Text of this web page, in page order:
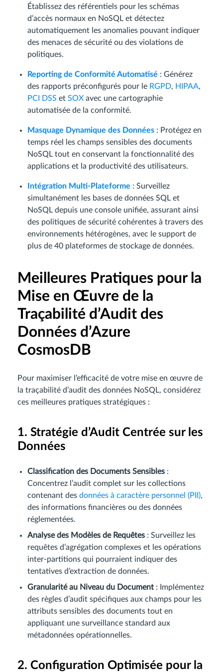
Établissez des référentiels pour les schémas
d’accès normaux en NoSQL et détectez
automatiquement les anomalies pouvant indiquer
des menaces de sécurité ou des violations de
politiques.
Reporting de Conformité Automatisé : Générez
des rapports préconfigurés pour le RGPD, HIPAA,
PCI DSS et SOX avec une cartographie
automatisée de la conformité.
Masquage Dynamique des Données : Protégez en
temps réel les champs sensibles des documents
NoSQL tout en conservant la fonctionnalité des
applications et la productivité des utilisateurs.
Intégration Multi-Plateforme : Surveillez
simultanément les bases de données SQL et
NoSQL depuis une console unifiée, assurant ainsi
des politiques de sécurité cohérentes à travers des
environnements hétérogènes, avec le support de
plus de 40 plateformes de stockage de données.
Meilleures Pratiques pour la
Mise en Œuvre de la
Traçabilité d’Audit des
Données d’Azure
CosmosDB
Pour maximiser l’efficacité de votre mise en œuvre de
la traçabilité d’audit des données NoSQL, considérez
ces meilleures pratiques stratégiques :
1. Stratégie d’Audit Centrée sur les
Données
Classification des Documents Sensibles :
Concentrez l’audit complet sur les collections
contenant des données à caractère personnel (PII),
des informations financières ou des données
réglementées.
Analyse des Modèles de Requêtes : Surveillez les
requêtes d’agrégation complexes et les opérations
inter-partitions qui pourraient indiquer des
tentatives d’extraction de données.
Granularité au Niveau du Document : Implémentez
des règles d’audit spécifiques aux champs pour les
attributs sensibles des documents tout en
appliquant une surveillance standard aux
métadonnées opérationnelles.
2. Configuration Optimisée pour la